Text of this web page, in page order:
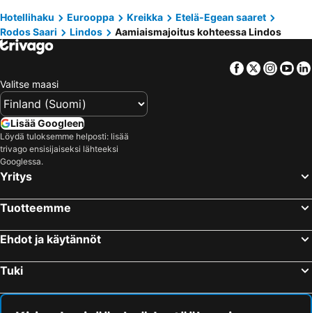
Hotellihaku Eurooppa Kreikka
Etelä-Egean saaret
Rodos Saari
Lindos Aamiaismajoitus kohteessa Lindos
Facebook
Twitter
Valitse maasi
Lisää Googleen
Löydä tuloksemme helposti: lisää
trivago ensisijaiseksi lähteeksi
Googlessa.
Yritys
Tuotteemme
Ehdot ja käytännöt
Tuki